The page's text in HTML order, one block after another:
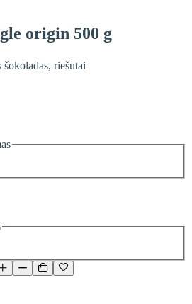
origin 500 g
šokoladas, riešutai